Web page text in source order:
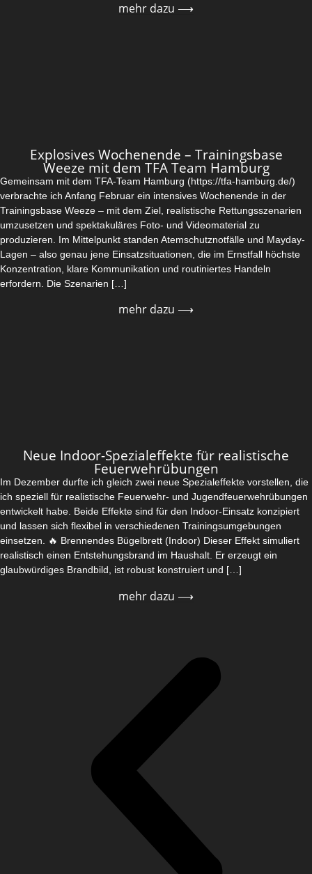
mehr dazu ⟶
Explosives Wochenende – Trainingsbase
Weeze mit dem TFA Team Hamburg
Gemeinsam mit dem TFA-Team Hamburg (https://tfa-hamburg.de/)
verbrachte ich Anfang Februar ein intensives Wochenende in der
Trainingsbase Weeze – mit dem Ziel, realistische Rettungsszenarien
umzusetzen und spektakuläres Foto- und Videomaterial zu
produzieren. Im Mittelpunkt standen Atemschutznotfälle und Mayday-
Lagen – also genau jene Einsatzsituationen, die im Ernstfall höchste
Konzentration, klare Kommunikation und routiniertes Handeln
erfordern. Die Szenarien […]
mehr dazu ⟶
Neue Indoor-Spezialeffekte für realistische
Feuerwehrübungen
Im Dezember durfte ich gleich zwei neue Spezialeffekte vorstellen, die
ich speziell für realistische Feuerwehr- und Jugendfeuerwehrübungen
entwickelt habe. Beide Effekte sind für den Indoor-Einsatz konzipiert
und lassen sich flexibel in verschiedenen Trainingsumgebungen
einsetzen. 🔥 Brennendes Bügelbrett (Indoor) Dieser Effekt simuliert
realistisch einen Entstehungsbrand im Haushalt. Er erzeugt ein
glaubwürdiges Brandbild, ist robust konstruiert und […]
mehr dazu ⟶